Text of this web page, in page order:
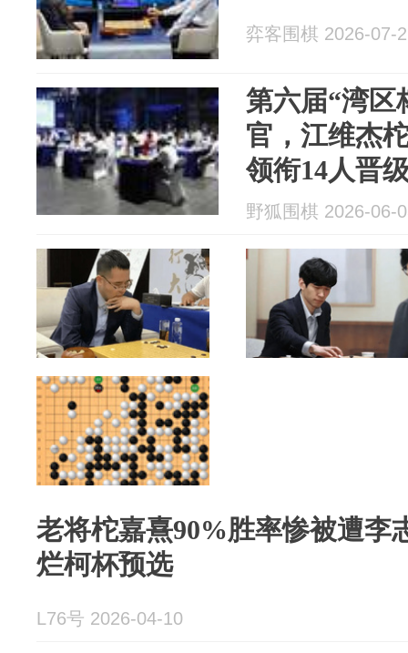
弈客围棋 2026-07-
第六届“湾区
官，江维杰
领衔14人晋
野狐围棋 2026-06-
老将柁嘉熹90%胜率惨被遭李
烂柯杯预选
L76号 2026-04-10